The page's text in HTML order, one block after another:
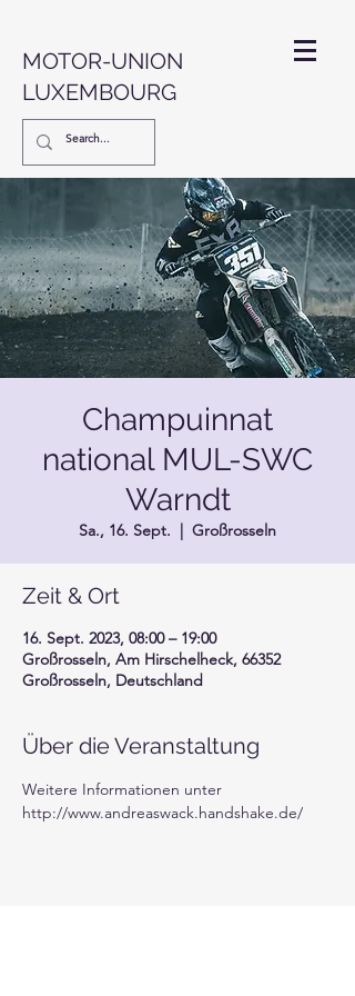
MOTOR-UNION
LUXEMBOURG
Champuinnat
national MUL-SWC
Warndt
Sa., 16. Sept.
  |
Großrosseln
Zeit & Ort
16. Sept. 2023, 08:00 – 19:00
Großrosseln, Am Hirschelheck, 66352
Großrosseln, Deutschland
Über die Veranstaltung
Weitere Informationen unter
http://www.andreaswack.handshake.de/